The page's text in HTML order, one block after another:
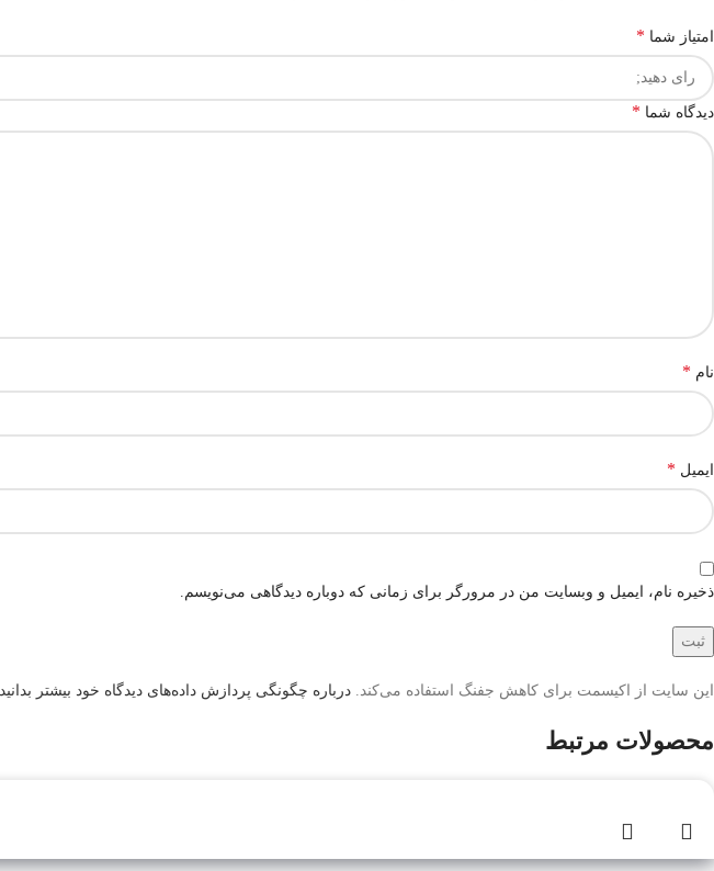
امتیاز شما *
دیدگاه شما *
نام *
ایمیل *
ذخیره نام، ایمیل و وبسایت من در مرورگر برای زمانی که دوباره دیدگاهی می‌نویسم.
این سایت از اکیسمت برای کاهش جفنگ استفاده می‌کند. درباره چگونگی پردازش داده‌های دیدگاه خود بیشتر بدانید.
محصولات مرتبط